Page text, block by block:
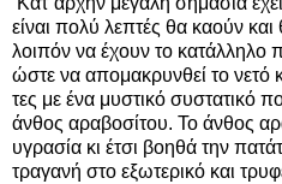
είναι πολύ λεπτές θα καούν
λοιπόν να έχουν το κατάλληλο
ώστε να απομακρυνθεί το νετό
τες με ένα μυστικό συστατικό
άνθος αραβοσίτου. Το άνθος
υγρασία κι έτσι βοηθά την
τραγανή στο εξωτερικό και